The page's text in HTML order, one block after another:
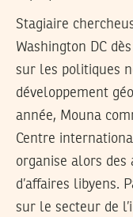
Stagiaire
Washington DC
sur les politiques
développement
année, Mouna
Centre
organise alors des
d’affaires libyens.
sur le secteur de